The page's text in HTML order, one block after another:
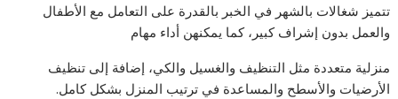
تتميز شغالات بالشهر في الخبر بالقدرة على التعامل مع الأطفال
والعمل بدون إشراف كبير، كما يمكنهن أداء مهام
منزلية متعددة مثل التنظيف والغسيل والكي، إضافة إلى تنظيف
الأرضيات والأسطح والمساعدة في ترتيب المنزل بشكل كامل.